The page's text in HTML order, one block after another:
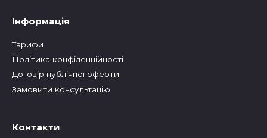
Інформація
Тарифи
Політика конфіденційності
Договір публічної оферти
Замовити консультацію
Контакти